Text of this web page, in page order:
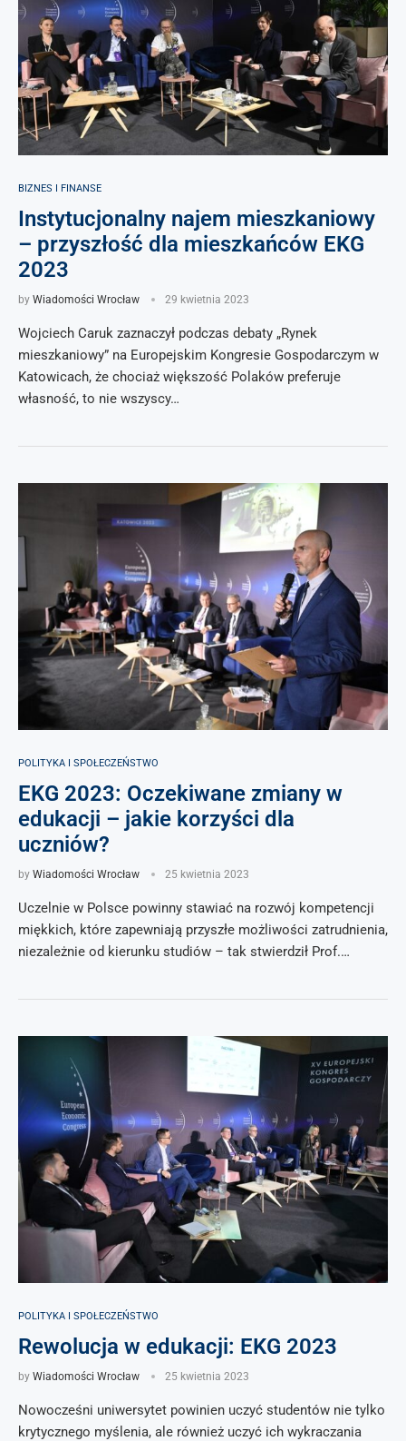
BIZNES I FINANSE
Instytucjonalny najem mieszkaniowy
– przyszłość dla mieszkańców EKG
2023
by Wiadomości Wrocław 29 kwietnia 2023
Wojciech Caruk zaznaczył podczas debaty „Rynek
mieszkaniowy” na Europejskim Kongresie Gospodarczym w
Katowicach, że chociaż większość Polaków preferuje
własność, to nie wszyscy…
POLITYKA I SPOŁECZEŃSTWO
EKG 2023: Oczekiwane zmiany w
edukacji – jakie korzyści dla
uczniów?
by Wiadomości Wrocław 25 kwietnia 2023
Uczelnie w Polsce powinny stawiać na rozwój kompetencji
miękkich, które zapewniają przyszłe możliwości zatrudnienia,
niezależnie od kierunku studiów – tak stwierdził Prof.…
POLITYKA I SPOŁECZEŃSTWO
Rewolucja w edukacji: EKG 2023
by Wiadomości Wrocław 25 kwietnia 2023
Nowocześni uniwersytet powinien uczyć studentów nie tylko
krytycznego myślenia, ale również uczyć ich wykraczania